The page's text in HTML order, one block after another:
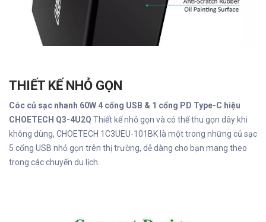
THIẾT KẾ NHỎ GỌN
Cóc củ sạc nhanh 60W 4 cổng USB & 1 cổng PD Type-C hiệu
CHOETECH Q3-4U2Q Thiết kế nhỏ gọn và có thể thu gọn dây khi
không dùng, CHOETECH 1C3UEU-101BK là một trong những củ sạc
5 cổng USB nhỏ gọn trên thị trường, dễ dàng cho bạn mang theo
trong các chuyến du lịch.